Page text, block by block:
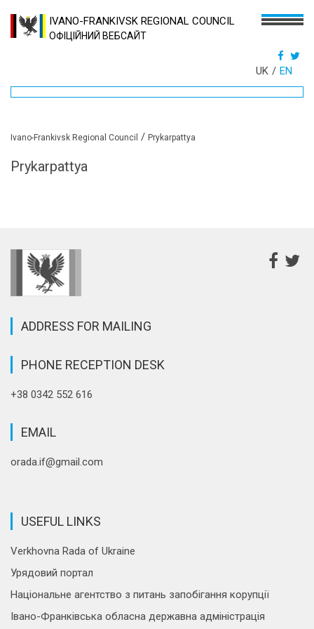
IVANO-FRANKIVSK REGIONAL COUNCIL
ОФІЦІЙНИЙ ВЕБСАЙТ
UK EN
Ivano-Frankivsk Regional Council / Prykarpattya
Prykarpattya
ADDRESS FOR MAILING
PHONE RECEPTION DESK
+38 0342 552 616
EMAIL
orada.if@gmail.com
USEFUL LINKS
Verkhovna Rada of Ukraine
Урядовий портал
Національне агентство з питань запобігання корупції
Івано-Франківська обласна державна адміністрація